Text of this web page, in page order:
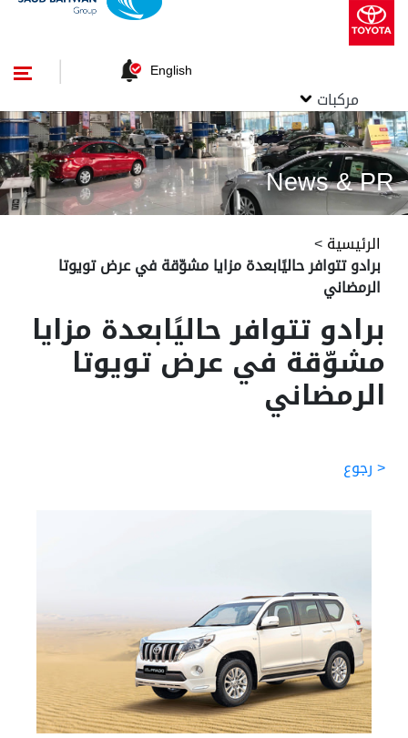
مركبات
English
News & PR
الرئيسية>
برادو تتوافر حاليًابعدة مزايا مشوّقة في عرض تويوتا
الرمضاني
برادو تتوافر حاليًابعدة مزايا
مشوّقة في عرض تويوتا
الرمضاني
< رجوع